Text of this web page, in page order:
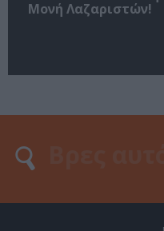
Μονή Λαζαριστών!